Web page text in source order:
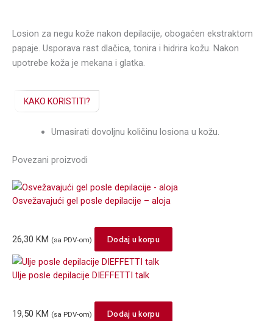
Losion za negu kože nakon depilacije, obogaćen ekstraktom
papaje. Usporava rast dlačica, tonira i hidrira kožu. Nakon
upotrebe koža je mekana i glatka.
KAKO KORISTITI?
Umasirati dovoljnu količinu losiona u kožu.
Povezani proizvodi
Osvežavajući gel posle depilacije – aloja
26,30 KM (sa PDV-om) Dodaj u korpu
Ulje posle depilacije DIEFFETTI talk
19,50 KM (sa PDV-om) Dodaj u korpu